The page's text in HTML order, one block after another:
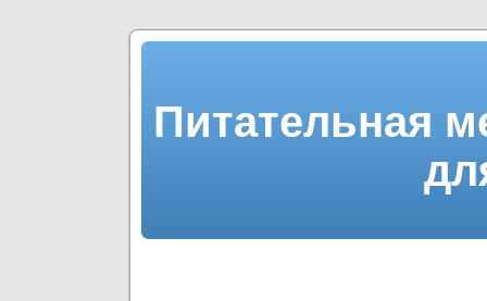
Питательная